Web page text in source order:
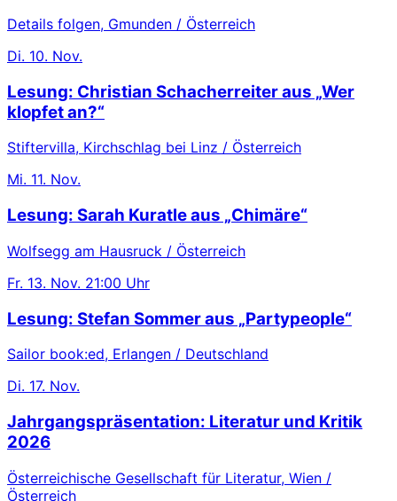
Details folgen, Gmunden / Österreich
Di. 10. Nov.
Lesung: Christian Schacherreiter aus „Wer
klopfet an?“
Stiftervilla, Kirchschlag bei Linz / Österreich
Mi. 11. Nov.
Lesung: Sarah Kuratle aus „Chimäre“
Wolfsegg am Hausruck / Österreich
Fr. 13. Nov. 21:00 Uhr
Lesung: Stefan Sommer aus „Partypeople“
Sailor book:ed, Erlangen / Deutschland
Di. 17. Nov.
Jahrgangspräsentation: Literatur und Kritik
2026
Österreichische Gesellschaft für Literatur, Wien /
Österreich